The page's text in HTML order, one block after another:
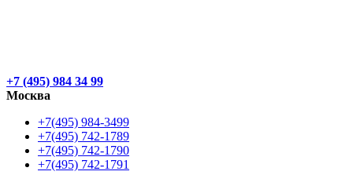
+7 (495) 984 34 99
Москва
+7(495) 984-3499
+7(495) 742-1789
+7(495) 742-1790
+7(495) 742-1791